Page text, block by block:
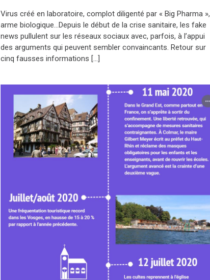
Virus créé en laboratoire, complot diligenté par « Big Pharma »,
arme biologique…Depuis le début de la crise sanitaire, les fake
news pullulent sur les réseaux sociaux avec, parfois, à l’appui
des arguments qui peuvent sembler convaincants. Retour sur
cinq fausses informations […]